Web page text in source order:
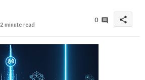
2 minute read
0 share